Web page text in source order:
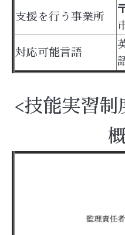
支援を行う事業所
対応可能言語
<技能実習